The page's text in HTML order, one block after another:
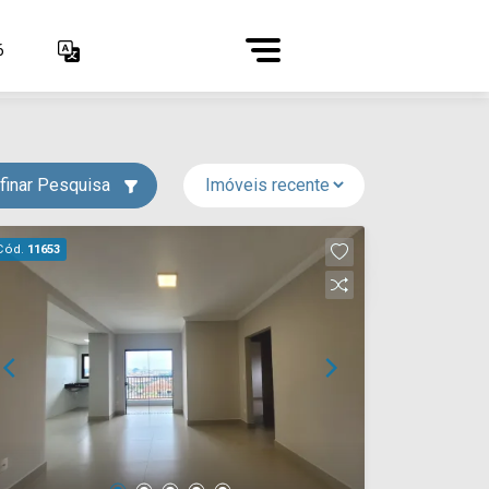
Pesquisa
11653